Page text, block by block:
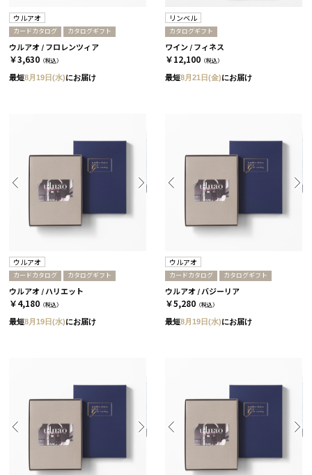
ウルアオ
カードカタログ カタログギフト
ウルアオ / フロレンツィア
￥3,630 （税込）
最短8月19日(水)にお届け
リンベル
カタログギフト
ワイン / フィネス
￥12,100 （税込）
最短8月21日(金)にお届け
ウルアオ
カードカタログ カタログギフト
ウルアオ / ハリエット
￥4,180 （税込）
最短8月19日(水)にお届け
ウルアオ
カードカタログ カタログギフト
ウルアオ / バジーリア
￥5,280 （税込）
最短8月19日(水)にお届け